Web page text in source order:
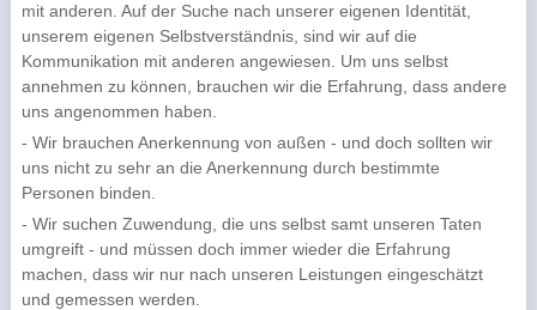
mit anderen. Auf der Suche nach unserer eigenen Identität,
unserem eigenen Selbstverständnis, sind wir auf die
Kommunikation mit anderen angewiesen. Um uns selbst
annehmen zu können, brauchen wir die Erfahrung, dass andere
uns angenommen haben.
- Wir brauchen Anerkennung von außen - und doch sollten wir
uns nicht zu sehr an die Anerkennung durch bestimmte
Personen binden.
- Wir suchen Zuwendung, die uns selbst samt unseren Taten
umgreift - und müssen doch immer wieder die Erfahrung
machen, dass wir nur nach unseren Leistungen eingeschätzt
und gemessen werden.